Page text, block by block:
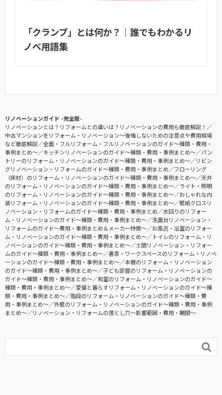
「クランプ」とは何か？｜誰でもわかるリ
ノベ用語集
リノベーションガイド -完全版-
リノベーションとは？リフォームとの違いは？リノベーションの費用も徹底解説！
中古マンションをリフォーム・リノベーション〜後悔しないための注意点や費用相場
など徹底解説
全面・フルリフォーム・フルリノベーションのガイド〜種類・費用・
事例まとめ〜
キッチンリノベーションのガイド〜種類・費用・事例まとめ〜
パン
トリーのリフォーム・リノベーションのガイド〜種類・費用・事例まとめ〜
リビン
グリノベーション・リフォームのガイド〜種類・費用・事例まとめ
フローリング
（床材）のリフォーム・リノベーションのガイド〜種類・費用・事例まとめ〜
天井
のリフォーム・リノベーションのガイド〜種類・費用・事例まとめ〜
ライト・照明
のリフォーム・リノベーションのガイド〜種類・費用・事例まとめ〜
おしゃれな内
装リフォーム・リノベーションのガイド〜種類・費用・事例まとめ〜
壁紙クロスリ
ノベーション・リフォームのガイド〜種類・費用・事例まとめ
水回りのリフォー
ム・リノベーションのガイド〜種類・費用・事例まとめ〜
洗面台リノベーション・
リフォームのガイド〜費用・事例まとめ＆メーカー特徴〜
お風呂・浴室のリフォー
ム・リノベーションのガイド〜種類・費用・事例まとめ〜
トイレのリフォーム・リ
ノベーションのガイド〜種類・費用・事例まとめ〜
土間リノベーション・リフォー
ムのガイド〜種類・費用・事例まとめ〜
書斎・ワークスペースのリフォーム・リノベ
ーションのガイド〜種類・費用・事例まとめ〜
本棚のリフォーム・リノベーション
のガイド〜種類・費用・事例まとめ〜
子ども部屋のリフォーム・リノベーションの
ガイド〜種類・費用・事例まとめ〜
和室のリフォーム・リノベーションのガイド〜
種類・費用・事例まとめ〜
愛猫と暮らすリフォーム・リノベーションのガイド〜種
類・費用・事例まとめ〜
階段のリフォーム・リノベーションのガイド〜種類・費
用・事例まとめ〜
外壁のリフォーム・リノベーションのガイド〜種類・費用・事例
まとめ〜
リノベーション・リフォームの落とし穴～影響範囲・費用・期間～
